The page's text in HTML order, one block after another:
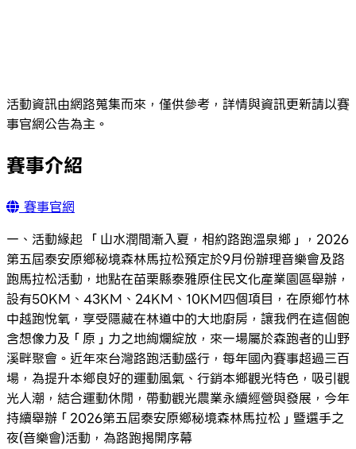
活動資訊由網路蒐集而來，僅供參考，詳情與資訊更新請以賽
事官網公告為主。
賽事介紹
賽事官網
一、活動緣起 「山水潤間漸入夏，相約路跑溫泉鄉」，2026
第五屆泰安原鄉秘境森林馬拉松預定於9月份辦理音樂會及路
跑馬拉松活動，地點在苗栗縣泰雅原住民文化產業園區舉辦，
設有50KM、43KM、24KM、10KM四個項目，在原鄉竹林
中越跑悅氧，享受隱藏在林道中的大地廚房，讓我們在這個飽
含想像力及「原」力之地絢爛綻放，來一場屬於森跑者的山野
溪畔聚會。近年來台灣路跑活動盛行，每年國內賽事超過三百
場，為提升本鄉良好的運動風氣、行銷本鄉觀光特色，吸引觀
光人潮，結合運動休閒，帶動觀光農業永續經營與發展，今年
持續舉辦「2026第五屆泰安原鄉秘境森林馬拉松」暨選手之
夜(音樂會)活動，為路跑揭開序幕